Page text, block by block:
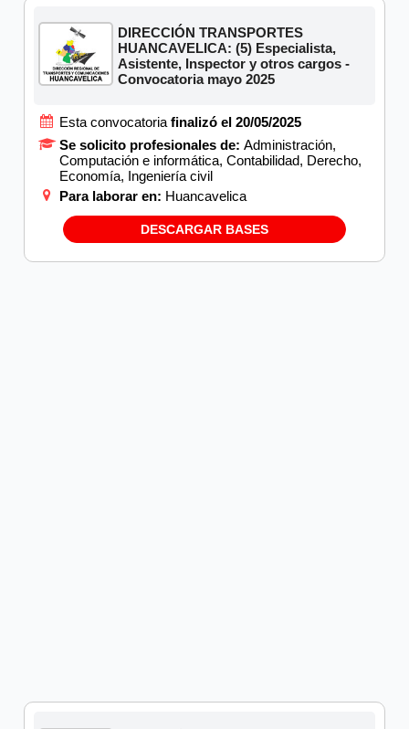
DIRECCIÓN TRANSPORTES
HUANCAVELICA: (5) Especialista,
Asistente, Inspector y otros cargos -
Convocatoria mayo 2025
Esta convocatoria finalizó el 20/05/2025
Se solicito profesionales de: Administración,
Computación e informática, Contabilidad, Derecho,
Economía, Ingeniería civil
Para laborar en: Huancavelica
DESCARGAR BASES